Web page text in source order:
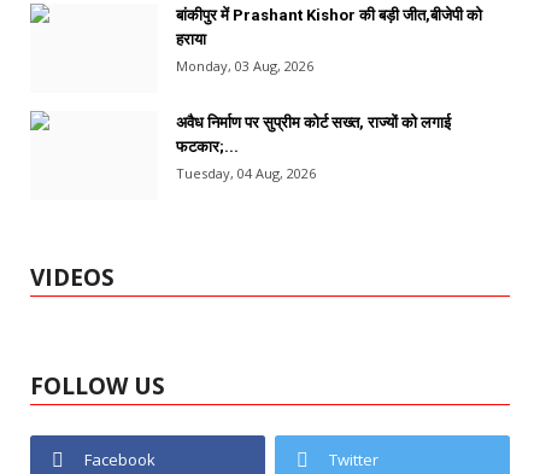
बांकीपुर में Prashant Kishor की बड़ी जीत,बीजेपी को
हराया
Monday, 03 Aug, 2026
अवैध निर्माण पर सुप्रीम कोर्ट सख्त, राज्यों को लगाई
फटकार;...
Tuesday, 04 Aug, 2026
VIDEOS
FOLLOW US
Facebook Twitter